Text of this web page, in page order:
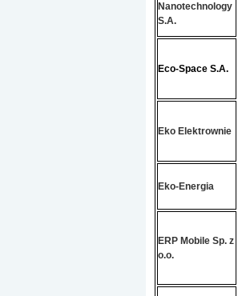
Nanotechnology
S.A.
Eco-Space S.A.
Eko Elektrownie
Eko-Energia
ERP Mobile Sp. z
o.o.